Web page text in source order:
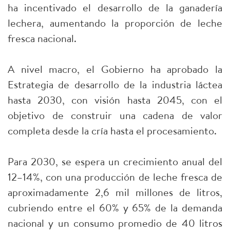
ha incentivado el desarrollo de la ganadería
lechera, aumentando la proporción de leche
fresca nacional.
A nivel macro, el Gobierno ha aprobado la
Estrategia de desarrollo de la industria láctea
hasta 2030, con visión hasta 2045, con el
objetivo de construir una cadena de valor
completa desde la cría hasta el procesamiento.
Para 2030, se espera un crecimiento anual del
12–14%, con una producción de leche fresca de
aproximadamente 2,6 mil millones de litros,
cubriendo entre el 60% y 65% de la demanda
nacional y un consumo promedio de 40 litros